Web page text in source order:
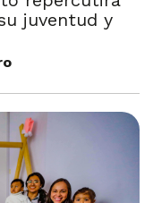
juventud y